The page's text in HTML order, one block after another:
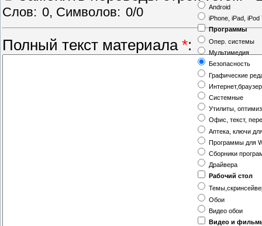
Android
iPhone, iPad, iPod
Программы
Опер. системы
Мультимедия
Безопасность
Графические
Системные
Утилиты,
Офис, текст,
Аптека, ключи
Программы для
Сборники
Драйвера
Рабочий стол
Обои
Видео обои
Видео и
Слов: 0, Символов: 0/0
Полный текст материала *: